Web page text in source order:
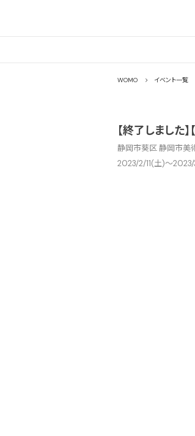
WOMO イベント一覧
【終了しました
静岡市葵区 静岡市美
2023/2/11(土)〜